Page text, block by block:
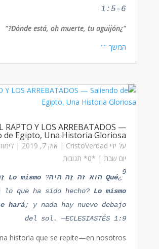
1:5-6
"
¿Dónde está, oh muerte, tu aguijón?"
המשך ""
RAPTO Y LOS ARREBATADOS —
de Egipto, Una Historia Gloriosa
על ידי CristoVerdad
| אוק 7, 2019 |
יום שבת| ‏*0* תגובות
9
¿
Qué הוא זה זֶה היה?
Lo mismo
lo que ha sido hecho?Lo mismo
hará; y nada hay nuevo debajo
del sol. —ECLESIASTÉS 1:9
historia que se repite—en nosotros.